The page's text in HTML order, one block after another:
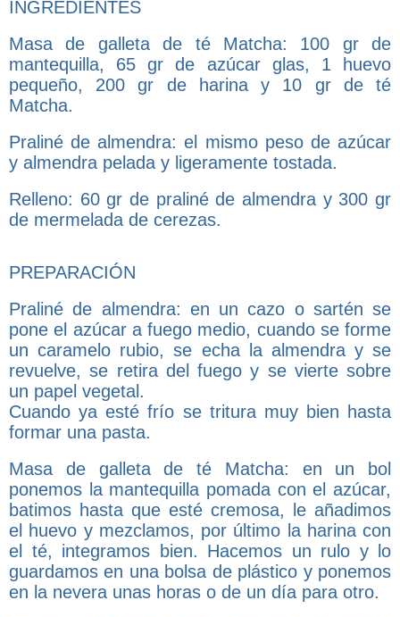
INGREDIENTES
Masa de galleta de té Matcha: 100 gr de
mantequilla, 65 gr de azúcar glas, 1 huevo
pequeño, 200 gr de harina y 10 gr de té
Matcha.
Praliné de almendra: el mismo peso de azúcar
y almendra pelada y ligeramente tostada.
Relleno: 60 gr de praliné de almendra y 300 gr
de mermelada de cerezas.
PREPARACIÓN
Praliné de almendra: en un cazo o sartén se
pone el azúcar a fuego medio, cuando se forme
un caramelo rubio, se echa la almendra y se
revuelve, se retira del fuego y se vierte sobre
un papel vegetal.
Cuando ya esté frío se tritura muy bien hasta
formar una pasta.
Masa de galleta de té Matcha: en un bol
ponemos la mantequilla pomada con el azúcar,
batimos hasta que esté cremosa, le añadimos
el huevo y mezclamos, por último la harina con
el té, integramos bien. Hacemos un rulo y lo
guardamos en una bolsa de plástico y ponemos
en la nevera unas horas o de un día para otro.